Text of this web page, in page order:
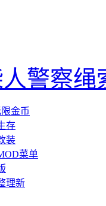
警察绳
金币
存
装
菜单
理新